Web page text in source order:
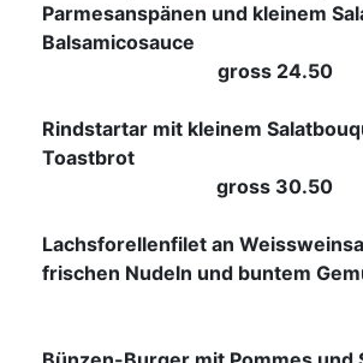
Parmesanspänen und kleinem
Balsamicosauce
gross 24.50
Rindstartar mit kleinem
Toastbrot
gross 30.50
Lachsforellenfilet an
frischen Nudeln und buntem